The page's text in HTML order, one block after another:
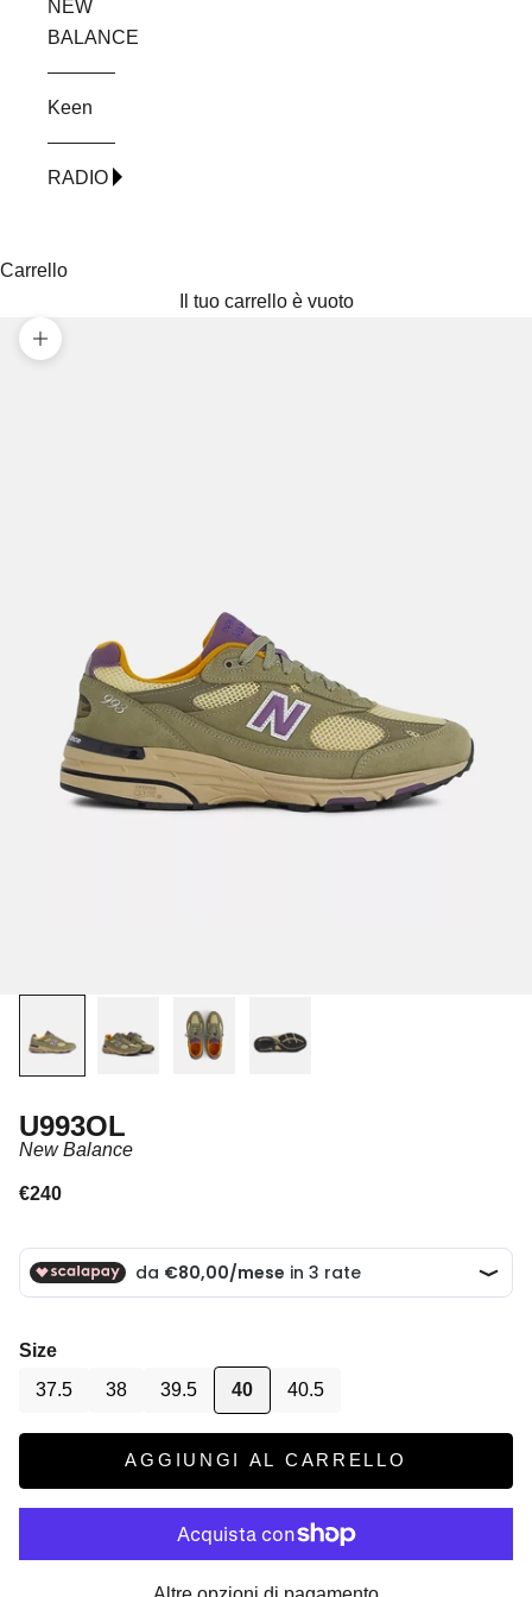
NEW
BALANCE
Keen
RADIO
Carrello
Il tuo carrello è vuoto
Ingrandisci immagine
U993OL
New Balance
Prezzo scontato
€240
Size
37.5
38 39.5 40 40.5
AGGIUNGI AL CARRELLO